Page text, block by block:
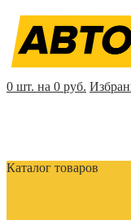
0 шт. на 0 руб.
Каталог товаров